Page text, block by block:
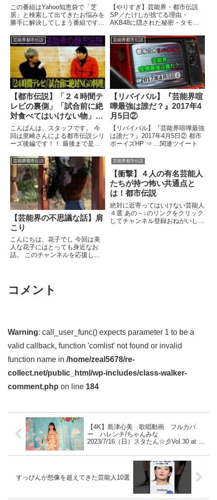
クトしたまま泣く方法」
「こんな私でも芸能界目指
していい？」ヤフー知恵袋
の勝手にお悩み相談室
この番組はYahoo知恵袋で「芝
居」と検索して出てきたお悩みを
勝手に解決してしまう番組です！
連ツイート
秘密・タモリの恩返し・キ
ムタクの答え【都市伝説】
以下のような、共有、コメ
ントしてください。 チャ
ンネル登1
【やりすぎ】芸能界・都市伝説
SP／たけしが捨てる理由・
AKB48に隠された秘密・タモリ
伝説】 ...関連ツイート
芸能界都市伝説
【都市伝説】「２４時間テ
レビの裏側」「試合前に絶
対食べてはいけない物」
【芸能界】
こんばんは、スタッフです。 今
回は里崎さんによる都市伝説シリ
ーズ後編です！！ 最後まで是非
...関連ツイート
芸能界都市伝説
【リバイバル】『芸能界喧
嘩最強は誰だ？』2017年4
月5日②
【リバイバル】『芸能界喧嘩最強
は誰だ？』2017年4月5日② 都市
ボーイズHP ⇒ ...関連ツイート
芸能界都市伝説
【芸能界の不思議な話】肩
こり
こんにちは、花子でし 今回は美
人な花子にはとっても身近なお
話。 このチャンネルを応援して
芸能界都市伝説
【衝撃】４人の有名芸能人
たちが持つ怖い共通点と
は！都市伝説
絶対に近寄ってはいけない芸能人
４選 あの～↓のリンクをクリック
してチャンネル登録おねがいしま
コメント
Warning: call_user_func() expects parameter 1 to be a
valid callback, function 'comlist' not found or invalid
function name in /home/zeal5678/re-
collect.net/public_html/wp-includes/class-walker-
comment.php on line 184
【4K】島津心美 歌唱動画 フルカバ
ー ハレンチ/ちゃんみな
2023/7/16（日）スタたん☆彡Vol.30 at 東
すっぴんが想像を超えてきた芸能人10選